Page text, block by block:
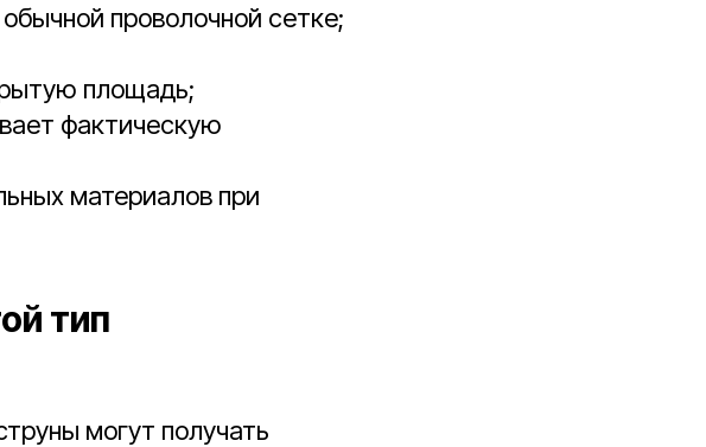
проволочной сетке;
площадь;
фактическую
материалов при
тип
могут получать